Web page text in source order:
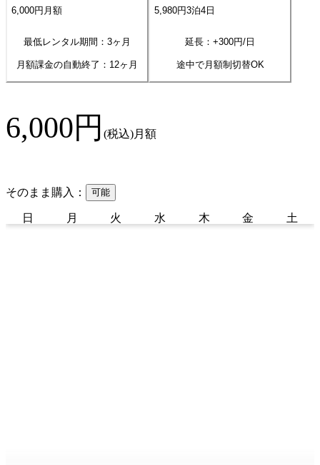
6,000円 月額
最低レンタル期間：3ヶ月
月額課金の自動終了： 12ヶ月
5,980円3泊4日
延長：+300円/日
途中で月額制切替OK
6,000円 (税込)月額
そのまま購入： 可能
日 月 火 水 木 金 土